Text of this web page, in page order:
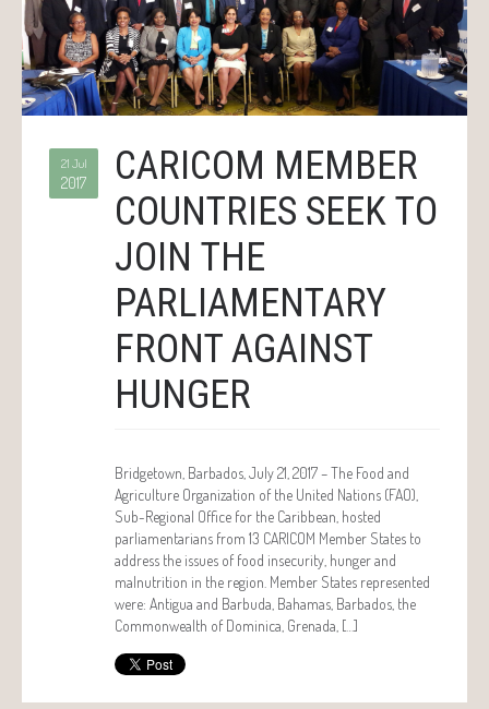
21 Jul
2017
CARICOM MEMBER
COUNTRIES SEEK TO
JOIN THE
PARLIAMENTARY
FRONT AGAINST
HUNGER
Bridgetown, Barbados, July 21, 2017 – The Food and
Agriculture Organization of the United Nations (FAO),
Sub-Regional Office for the Caribbean, hosted
parliamentarians from 13 CARICOM Member States to
address the issues of food insecurity, hunger and
malnutrition in the region. Member States represented
were: Antigua and Barbuda, Bahamas, Barbados, the
Commonwealth of Dominica, Grenada, […]